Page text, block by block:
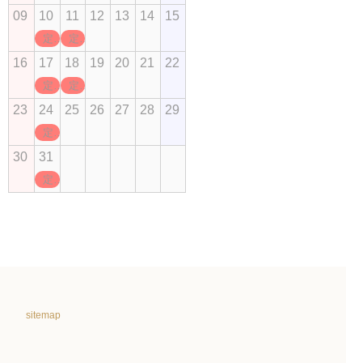
09 10
定休日
11
定休日
12 13 14 15
16 17
定休日
18
定休日
19 20 21 22
23 24
定休日
25 26 27 28 29
30 31
定休日
sitemap